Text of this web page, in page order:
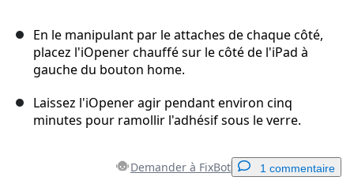
En le manipulant par le attaches de chaque côté,
placez l'iOpener chauffé sur le côté de l'iPad à
gauche du bouton home.
Laissez l'iOpener agir pendant environ cinq
minutes pour ramollir l'adhésif sous le verre.
Demander à FixBot 1 commentaire